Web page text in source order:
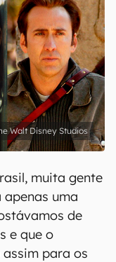
Walt Disney Studios
muita gente
uma
de
e que o
para os